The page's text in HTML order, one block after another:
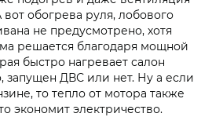
обогрева руля, лобового
не предусмотрено, хотя
решается благодаря мощной
быстро нагревает салон
запущен ДВС или нет. Ну а если
то тепло от мотора также
экономит электричество.